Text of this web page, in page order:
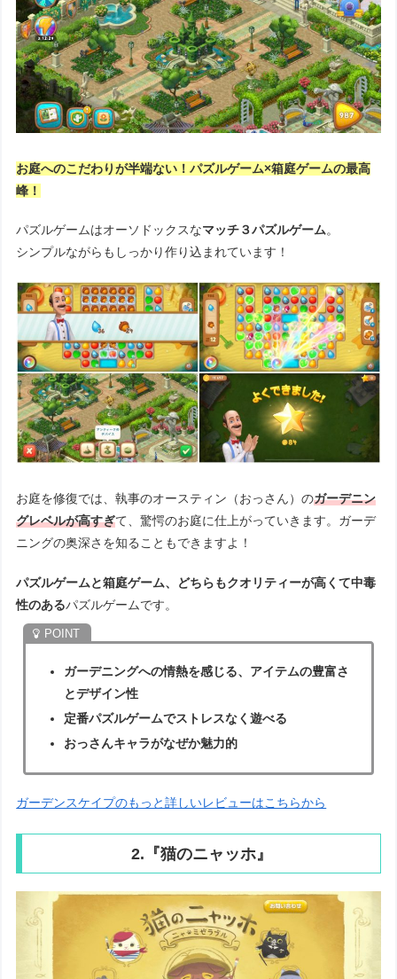
お庭へのこだわりが半端ない！パズルゲーム×箱庭ゲームの最高
峰！
パズルゲームはオーソドックスなマッチ３パズルゲーム。
シンプルながらもしっかり作り込まれています！
お庭を修復では、執事のオースティン（おっさん）のガーデニン
グレベルが高すぎて、驚愕のお庭に仕上がっていきます。ガーデ
ニングの奥深さを知ることもできますよ！
パズルゲームと箱庭ゲーム、どちらもクオリティーが高くて中毒
性のあるパズルゲームです。
ガーデニングへの情熱を感じる、アイテムの豊富さ
とデザイン性
定番パズルゲームでストレスなく遊べる
おっさんキャラがなぜか魅力的
ガーデンスケイプのもっと詳しいレビューはこちらから
2.『猫のニャッホ』